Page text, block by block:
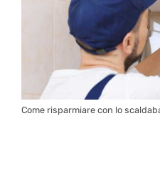
Come risparmiare con lo